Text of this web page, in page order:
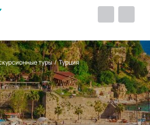
туры / Турция